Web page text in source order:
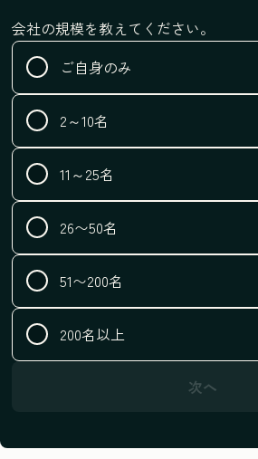
会社の規模を教えてください。
ご自身のみ
2～10名
11～25名
26〜50名
51〜200名
200名以上
次へ